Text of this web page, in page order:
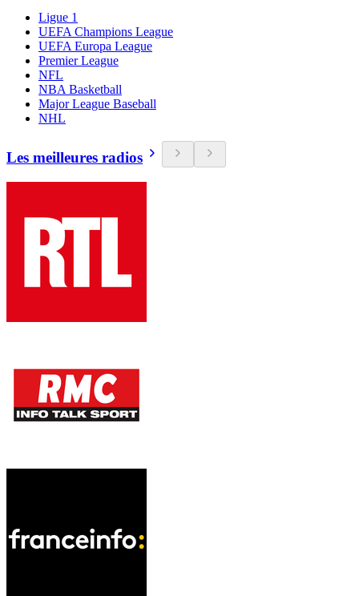
Ligue 1
UEFA Champions League
UEFA Europa League
Premier League
NFL
NBA Basketball
Major League Baseball
NHL
Les meilleures radios